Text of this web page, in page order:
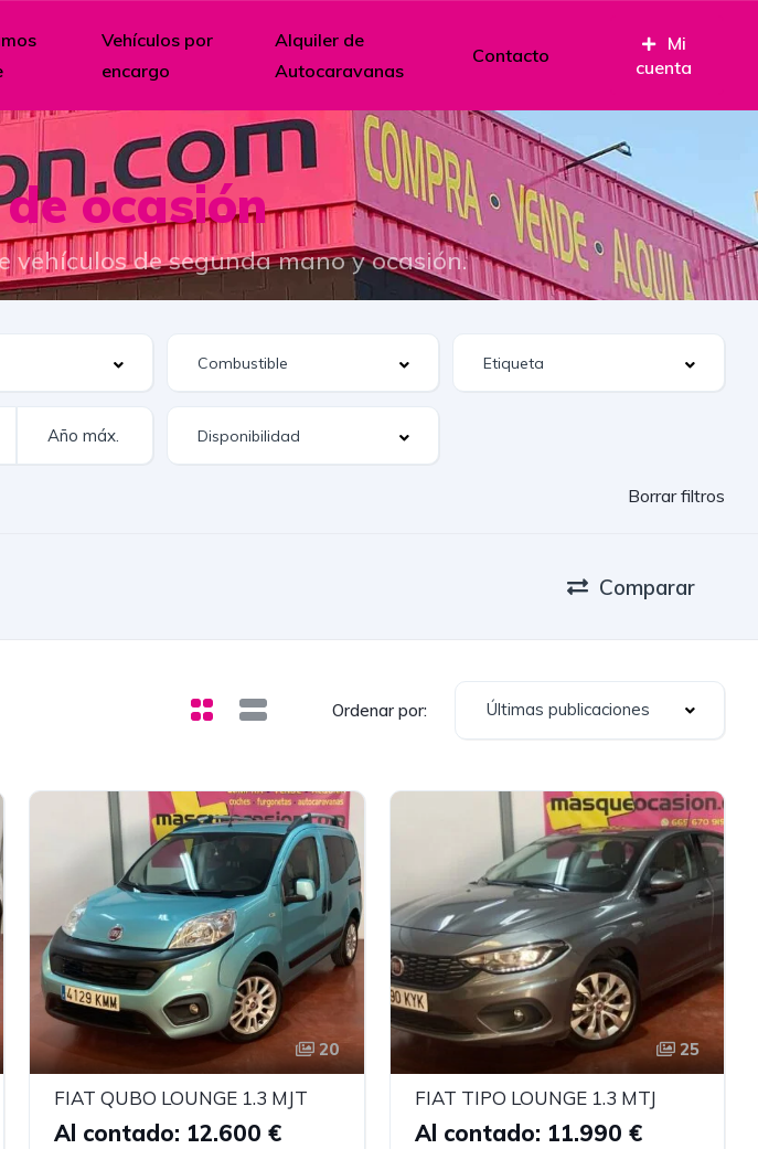
Vehículos por
encargo
Alquiler de
Autocaravanas
Contacto
Mi
cuenta
de ocasión
vehículos de segunda mano y ocasión.
Borrar filtros
Comparar
Ordenar por: Últimas publicaciones
20
FIAT QUBO LOUNGE 1.3 MJT
Al contado: 12.600 €
25
FIAT TIPO LOUNGE 1.3 MTJ
Al contado: 11.990 €